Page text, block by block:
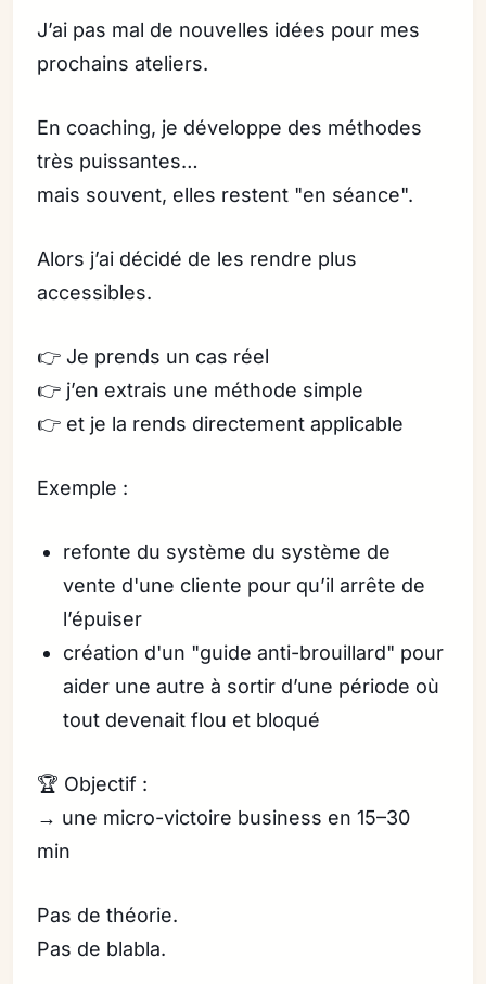
J’ai pas mal de nouvelles idées pour mes
prochains ateliers.
En coaching, je développe des méthodes
très puissantes…
mais souvent, elles restent "en séance".
Alors j’ai décidé de les rendre plus
accessibles.
👉 Je prends un cas réel
👉 j’en extrais une méthode simple
👉 et je la rends directement applicable
Exemple :
refonte du système du système de
vente d'une cliente pour qu’il arrête de
l’épuiser
création d'un "guide anti-brouillard" pour
aider une autre à sortir d’une période où
tout devenait flou et bloqué
🏆 Objectif :
→ une micro-victoire business en 15–30
min
Pas de théorie.
Pas de blabla.